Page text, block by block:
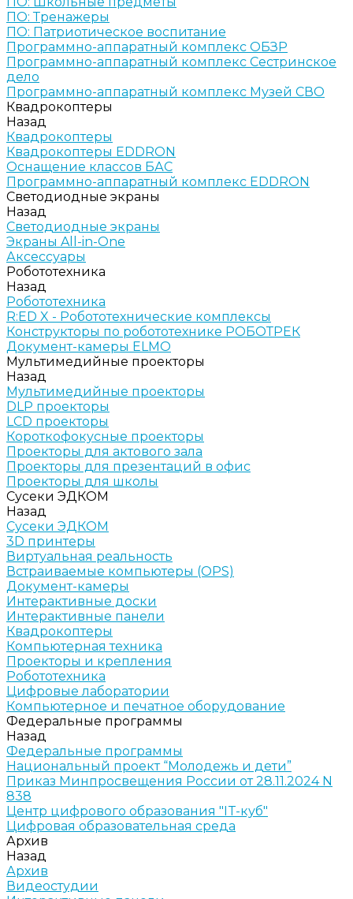
ПО: Тренажеры
ПО: Патриотическое воспитание
Программно-аппаратный комплекс ОБЗР
Программно-аппаратный комплекс Сестринское
дело
Программно-аппаратный комплекс Музей СВО
Квадрокоптеры
Назад
Квадрокоптеры
Квадрокоптеры EDDRON
Оснащение классов БАС
Программно-аппаратный комплекс EDDRON
Светодиодные экраны
Назад
Светодиодные экраны
Экраны All-in-One
Аксессуары
Робототехника
Назад
Робототехника
R:ED X - Робототехнические комплексы
Конструкторы по робототехнике РОБОТРЕК
Документ-камеры ELMO
Мультимедийные проекторы
Назад
Мультимедийные проекторы
DLP проекторы
LCD проекторы
Короткофокусные проекторы
Проекторы для актового зала
Проекторы для презентаций в офис
Проекторы для школы
Сусеки ЭДКОМ
Назад
Сусеки ЭДКОМ
3D принтеры
Виртуальная реальность
Встраиваемые компьютеры (OPS)
Документ-камеры
Интерактивные доски
Интерактивные панели
Квадрокоптеры
Компьютерная техника
Проекторы и крепления
Робототехника
Цифровые лаборатории
Компьютерное и печатное оборудование
Федеральные программы
Назад
Федеральные программы
Национальный проект “Молодежь и дети”
Приказ Минпросвещения России от 28.11.2024 N
838
Центр цифрового образования "IT-куб"
Цифровая образовательная среда
Архив
Назад
Архив
Видеостудии